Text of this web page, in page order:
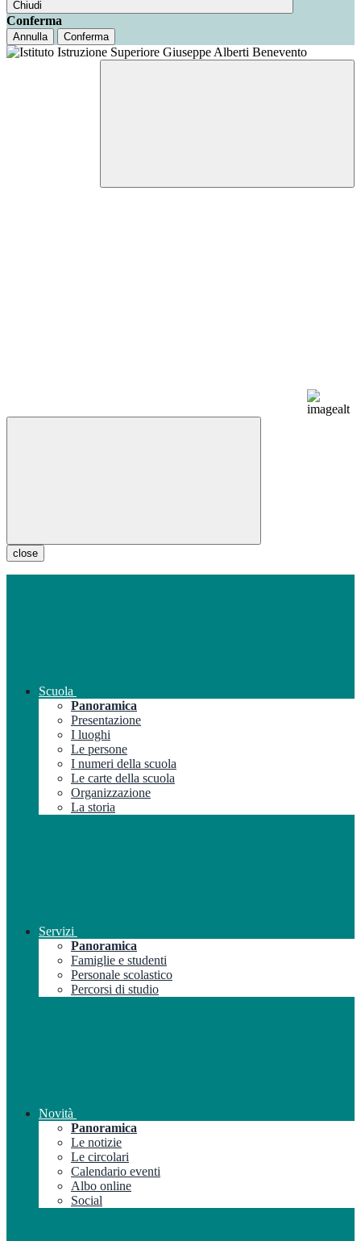
Chiudi
Conferma
Annulla Conferma
close
Scuola
Panoramica
Presentazione
I luoghi
Le persone
I numeri della scuola
Le carte della scuola
Organizzazione
La storia
Servizi
Panoramica
Famiglie e studenti
Personale scolastico
Percorsi di studio
Novità
Panoramica
Le notizie
Le circolari
Calendario eventi
Albo online
Social